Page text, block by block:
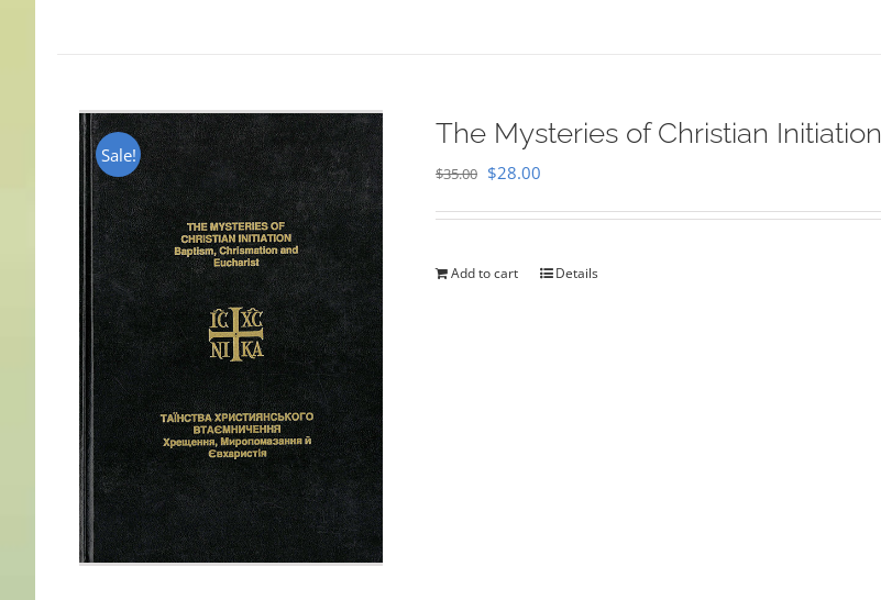
Sale!
The Mysteries of Christian Initiation
$35.00 Original
$35.00.
$28.00
$28.00.
Add to cart Details